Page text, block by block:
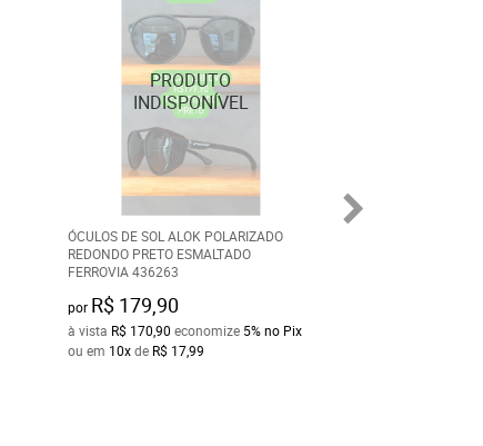
ÓCULOS DE SOL ALOK POLARIZADO
REDONDO PRETO ESMALTADO
FERROVIA 436263
por R$ 179,90
à vista R$ 170,90 economize 5% no Pix
ou em 10xde R$ 17,99